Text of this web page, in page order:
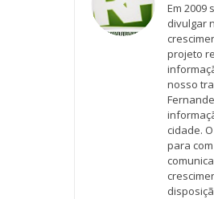
Em
divulgar
projeto
nosso
cidade.
para